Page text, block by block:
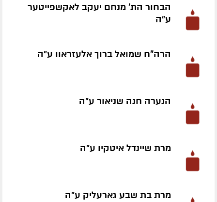
הבחור הת' מנחם יעקב לאקשפייטער
ע״ה
הרה"ח שמואל ברוך אלעזראוו ע״ה
הנערה חנה שניאור ע״ה
מרת שיינדל איטקיו ע״ה
מרת בת שבע גארעליק ע״ה